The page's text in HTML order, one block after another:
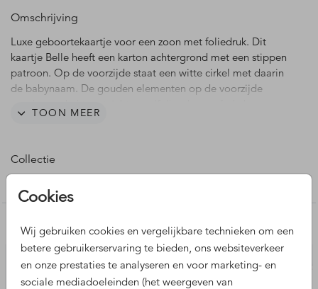
Cookies
Wij gebruiken cookies en vergelijkbare technieken om een
betere gebruikerservaring te bieden, ons websiteverkeer
en onze prestaties te analyseren en voor marketing- en
sociale mediadoeleinden (het weergeven van
Omschrijving
Luxe geboortekaartje voor een zoon met foliedruk. Dit
kaartje Belle heeft een karton achtergrond met een stippen
patroon. Op de voorzijde staat een witte cirkel met daarin
de babynaam. De gouden elementen op de voorzijde
exclusieve uitstraling. Liever koperfolie, zilverfolie of
TOON MEER
Collectie
Nog meer leuke ontwerpen